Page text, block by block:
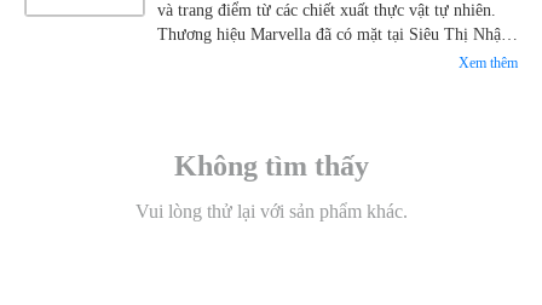
và trang điểm từ các chiết xuất thực vật tự nhiên.
Thương hiệu Marvella đã có mặt tại Siêu Thị Nhật
Xem thêm
Không tìm thấy
Vui lòng thử lại với sản phẩm khác.